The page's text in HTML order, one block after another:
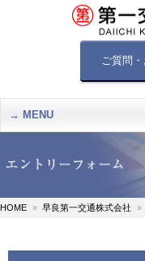
ご質問
MENU
HOME 早良第一交通株式会社